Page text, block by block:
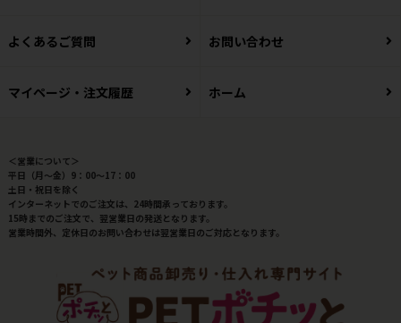
よくあるご質問 お問い合わせ
マイページ・注文履歴 ホーム
＜営業について＞
平日（月～金）9：00～17：00
土日・祝日を除く
インターネットでのご注文は、24時間承っております。
15時までのご注文で、翌営業日の発送となります。
営業時間外、定休日のお問い合わせは翌営業日のご対応となります。